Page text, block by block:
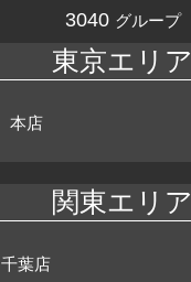
3040 グループ
東京エリア
本店
関東エリア
千葉店